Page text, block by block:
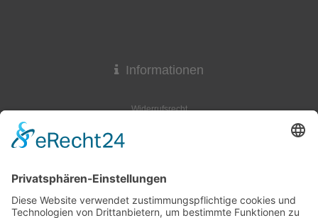
Informationen
Widerrufsrecht
Liefer- und Versandkosten